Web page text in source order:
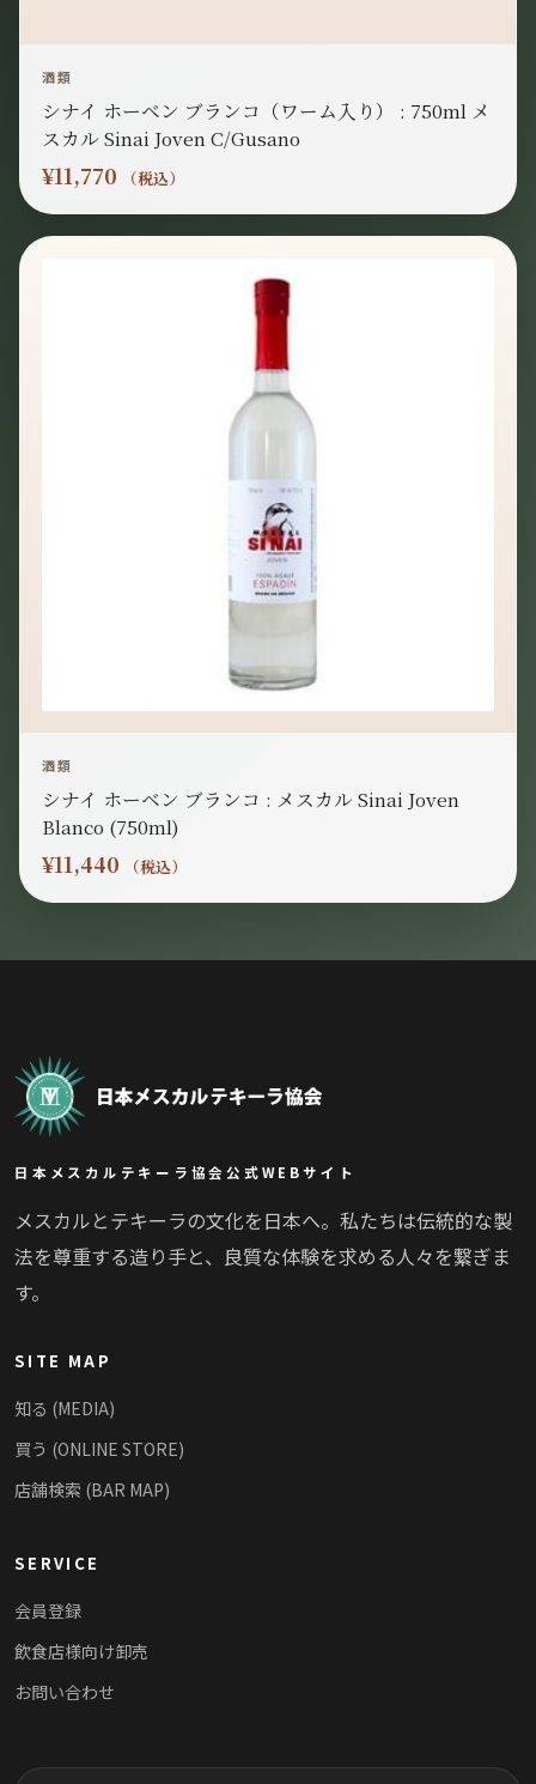
酒類
シナイ ホーベン ブランコ（ワーム入り） : 750ml メ
スカル Sinai Joven C/Gusano
¥11,770 （税込）
酒類
シナイ ホーベン ブランコ : メスカル Sinai Joven
Blanco (750ml)
¥11,440 （税込）
日本メスカルテキーラ協会公式WEBサイト
メスカルとテキーラの文化を日本へ。私たちは伝統的な製
法を尊重する造り手と、良質な体験を求める人々を繋ぎま
す。
SITE MAP
知る (MEDIA)
買う (ONLINE STORE)
店舗検索 (BAR MAP)
SERVICE
会員登録
飲食店様向け卸売
お問い合わせ